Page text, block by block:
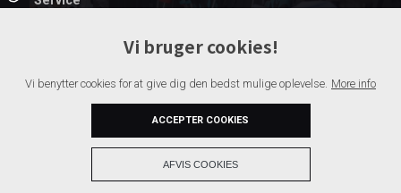
Dæk og fælge skift
Forsikringsskader
Trailer service og reparation
Vi bruger cookies!
Vi benytter cookies for at give dig den bedst mulige oplevelse. More info
ACCEPTER COOKIES
AFVIS COOKIES